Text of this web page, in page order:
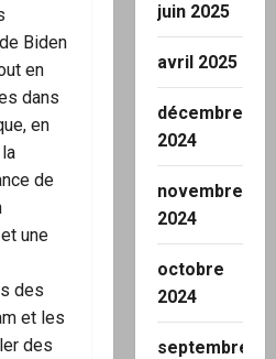
Biden
en
dans
en
de
une
des
et les
des
juin 2025
avril 2025
décembre
2024
novembre
2024
octobre
2024
septembre